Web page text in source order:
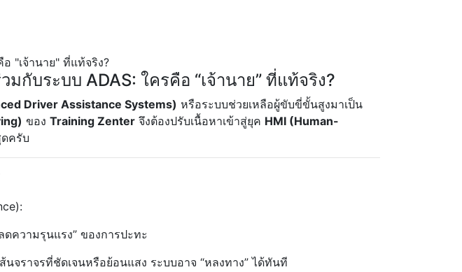
กับระบบ ADAS: ใครคือ “เจ้านาย” ที่แท้จริง?
Driver Assistance Systems) หรือระบบช่วยเหลือผู้ขับขี่ขั้นสูงมาเป็น
ของ Training Zenter จึงต้องปรับเนื้อหาเข้าสู่ยุค HMI (Human-
ครับ
ความรุนแรง” ของการปะทะ
จราจรที่ชัดเจนหรือย้อนแสง ระบบอาจ “หลงทาง” ได้ทันที